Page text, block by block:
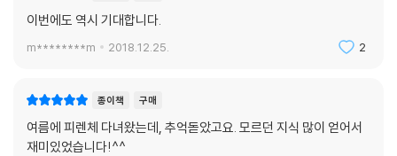
이번에도 역시 기대합니다.
m********m 2018.12.25. 2
종이책 구매
여름에 피렌체 다녀왔는데, 추억돋았고요. 모르던 지식 많이 얻어서
재미있었습니다!^^